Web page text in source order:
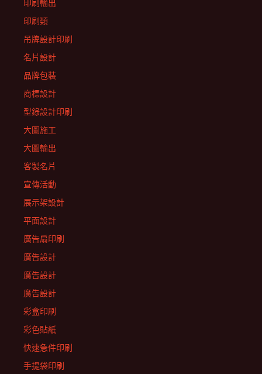
印刷輸出
印刷類
吊牌設計印刷
名片設計
品牌包裝
商標設計
型錄設計印刷
大圖施工
大圖輸出
客製名片
宣傳活動
展示架設計
平面設計
廣告扇印刷
廣告設計
廣告設計
廣告設計
彩盒印刷
彩色貼紙
快速急件印刷
手提袋印刷